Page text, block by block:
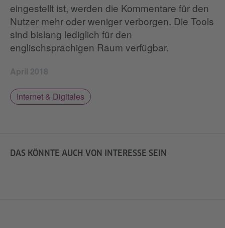
eingestellt ist, werden die Kommentare für den
Nutzer mehr oder weniger verborgen. Die Tools
sind bislang lediglich für den
englischsprachigen Raum verfügbar.
April 2018
Internet & Digitales
DAS KÖNNTE AUCH VON INTERESSE SEIN